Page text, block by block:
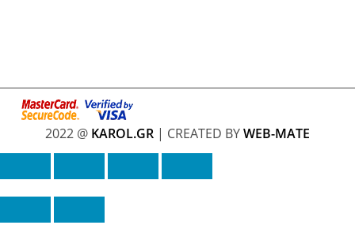
2022 @ KAROL.GR | CREATED BYWEB-MATE